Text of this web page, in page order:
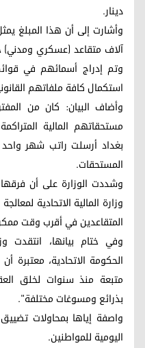
دينار.
آلاف متقاعد (عسكري ومدني)
وتم إدراج أسمائهم في
استكمال كافة ملفاتهم
وأضاف البيان: كان من
مستحقاتهم المالية
بغداد أرسلت راتب شهر واحد
المستحقات.
وشددت الوزارة على أن
وزارة المالية الاتحادية
المتقاعدين في أقرب وقت
وفي ختام بيانها، انتقدت
الحكومة الاتحادية،
متبعة منذ سنوات لخلق
بذرائع ومسوغات مختلفة".
واصفة إياها بمحاولات
اليومية للمواطنين.